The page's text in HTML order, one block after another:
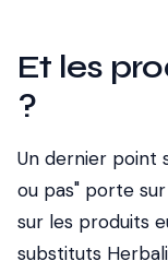
Et les
?
Un dernier point
ou pas" porte
sur les produits
substituts